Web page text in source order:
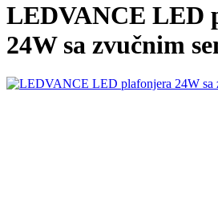
LEDVANCE LED
24W sa zvučnim